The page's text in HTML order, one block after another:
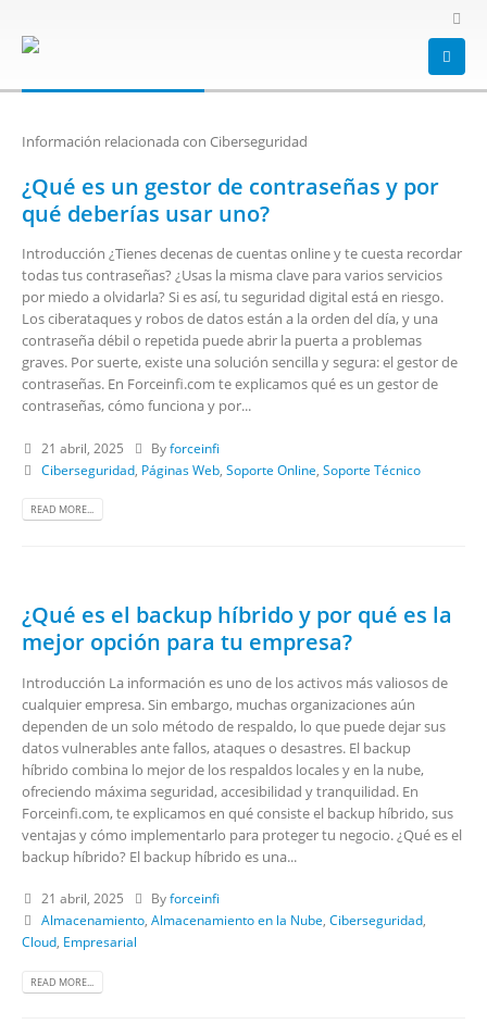
Ciberseguridad
Información relacionada con Ciberseguridad
¿Qué es un gestor de contraseñas y por
qué deberías usar uno?
Introducción ¿Tienes decenas de cuentas online y te cuesta recordar
todas tus contraseñas? ¿Usas la misma clave para varios servicios
por miedo a olvidarla? Si es así, tu seguridad digital está en riesgo.
Los ciberataques y robos de datos están a la orden del día, y una
contraseña débil o repetida puede abrir la puerta a problemas
graves. Por suerte, existe una solución sencilla y segura: el gestor de
contraseñas. En Forceinfi.com te explicamos qué es un gestor de
contraseñas, cómo funciona y por...
21 abril, 2025 Byforceinfi
Ciberseguridad, Páginas Web, Soporte Online Soporte Técnico
READ MORE...
¿Qué es el backup híbrido y por qué es la
mejor opción para tu empresa?
Introducción La información es uno de los activos más valiosos de
cualquier empresa. Sin embargo, muchas organizaciones aún
dependen de un solo método de respaldo, lo que puede dejar sus
datos vulnerables ante fallos, ataques o desastres. El backup
híbrido combina lo mejor de los respaldos locales y en la nube,
ofreciendo máxima seguridad, accesibilidad y tranquilidad. En
Forceinfi.com, te explicamos en qué consiste el backup híbrido, sus
ventajas y cómo implementarlo para proteger tu negocio. ¿Qué es el
backup híbrido? El backup híbrido es una...
21 abril, 2025 Byforceinfi
Almacenamiento, Almacenamiento en la Nube, Ciberseguridad,
Cloud, Empresarial
READ MORE...